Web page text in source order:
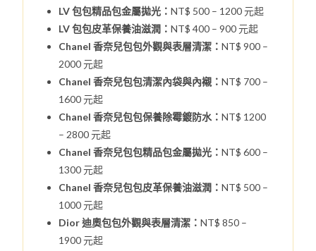
LV 包包精品包金屬拋光：NT$ 500 – 1200 元起
LV 包包皮革保養油滋潤：NT$ 400 – 900 元起
Chanel 香奈兒包包外觀與表層清潔：NT$ 900 –
2000 元起
Chanel 香奈兒包包清潔內袋與內襯：NT$ 700 –
1600 元起
Chanel 香奈兒包包保養除霉鍍防水：NT$ 1200
– 2800 元起
Chanel 香奈兒包包精品包金屬拋光：NT$ 600 –
1300 元起
Chanel 香奈兒包包皮革保養油滋潤：NT$ 500 –
1000 元起
Dior 迪奧包包外觀與表層清潔：NT$ 850 –
1900 元起